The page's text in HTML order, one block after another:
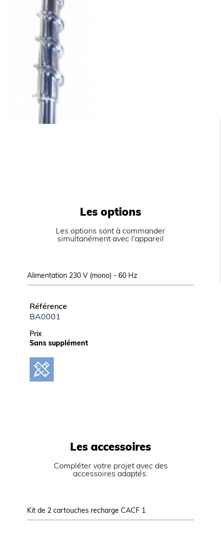
Production de grains en continu.
Système à vis sans fin en inox poli.
Évaporateur en inox Aisi 304 avec isolation
polyuréthane.
Bloc motoréducteur très performant.
Roulement à bille en inox.
Carrosserie en acier inox Aisi 304 finition scotch
brite.
Interrupteur marche/arrêt avec voyant de
fonctionnement en façade.
Sonde pour arrêt automatique de la production
(réglable).
A raccorder sur installation frigorifique au CO2.
Les options
Les options sont à commander
simultanément avec l'appareil
Alimentation 230 V (mono) - 60 Hz
Référence
BA0001
Prix
Sans supplément
Les accessoires
Compléter votre projet avec des
accessoires adaptés.
Kit de 2 cartouches recharge CACF 1